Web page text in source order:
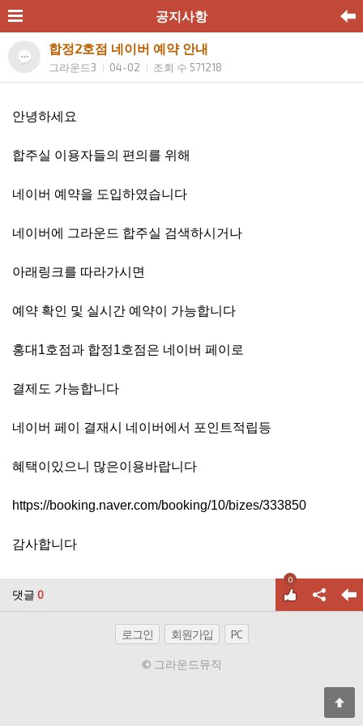
공지사항
합정2호점 네이버 예약 안내
그라운드3 04-02 조회 수 571218
안녕하세요
합주실 이용자들의 편의를 위해
네이버 예약을 도입하였습니다
네이버에 그라운드 합주실 검색하시거나
아래링크를 따라가시면
예약 확인 및 실시간 예약이 가능합니다
홍대1호점과 합정1호점은 네이버 페이로
결제도 가능합니다
네이버 페이 결재시 네이버에서 포인트적립등
혜택이있으니 많은이용바랍니다
https://booking.naver.com/booking/10/bizes/333850
감사합니다
댓글 0
0
로그인 회원가입 PC
© 그라운드뮤직